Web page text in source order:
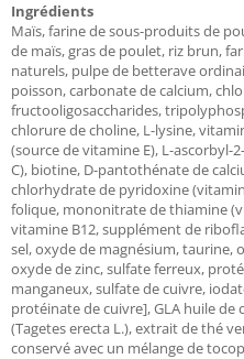
Ingrédients
Maïs, farine de sous-produits de
de maïs, gras de poulet, riz brun,
naturels, pulpe de betterave
poisson, carbonate de calcium,
fructooligosaccharides,
chlorure de choline, L-lysine,
(source de vitamine E), L-
C), biotine, D-pantothénate de
chlorhydrate de pyridoxine
folique, mononitrate de thiamine
vitamine B12, supplément de
sel, oxyde de magnésium, taurine,
oxyde de zinc, sulfate ferreux,
manganeux, sulfate de cuivre,
protéinate de cuivre], GLA huile de
(Tagetes erecta L.), extrait de thé
conservé avec un mélange de